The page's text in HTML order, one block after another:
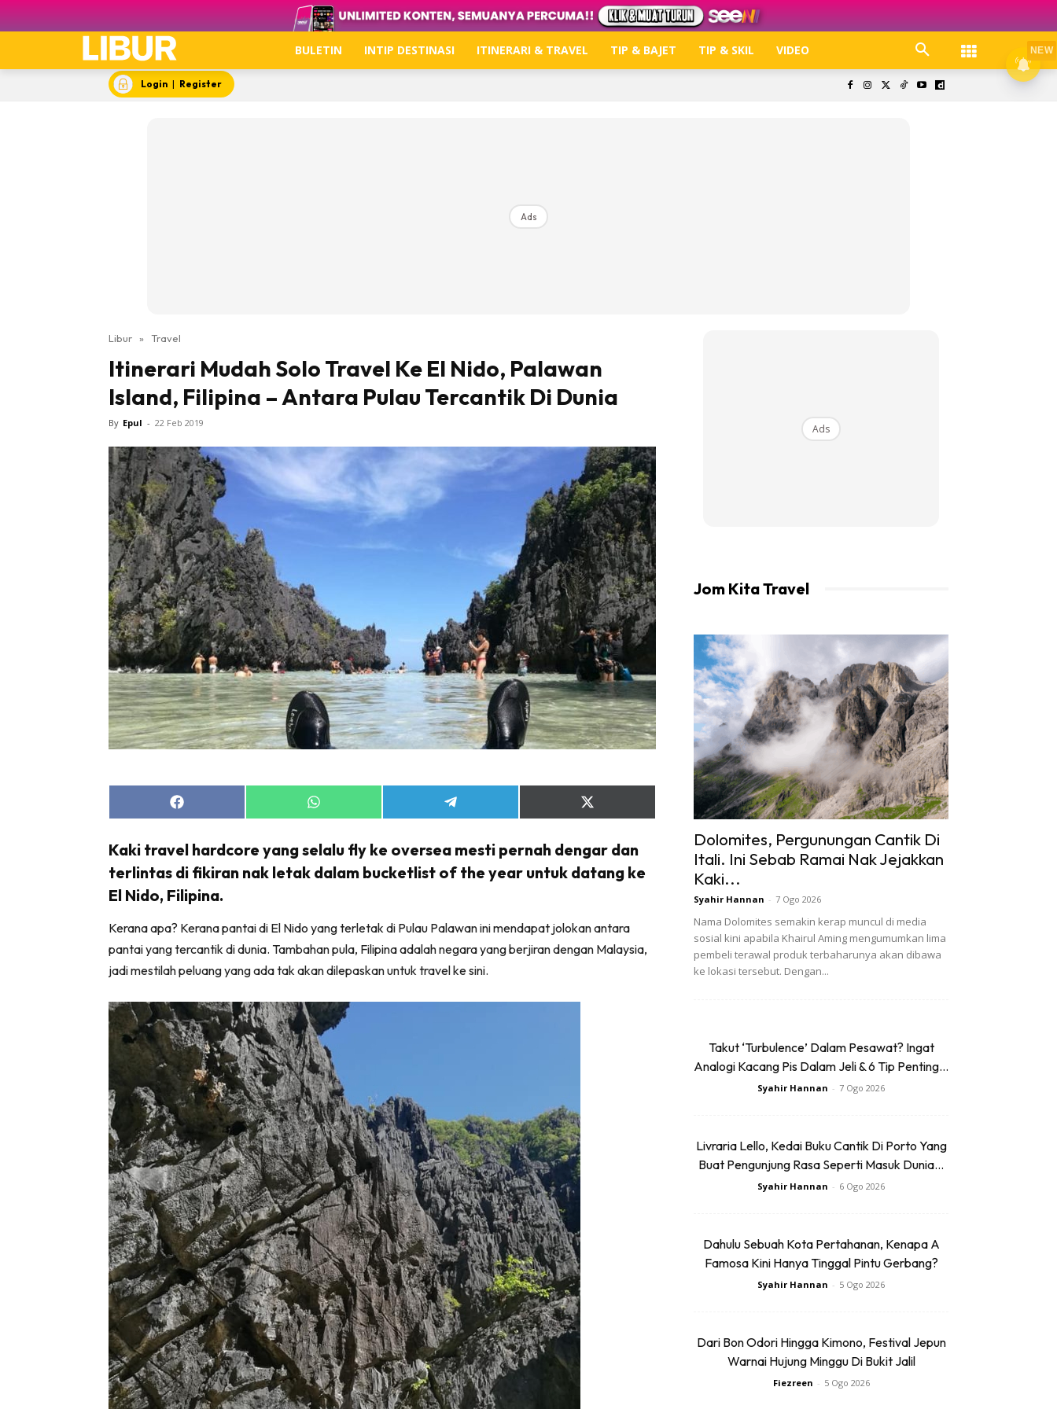
Video
KLIK DI SEENI
BULETIN INTIP DESTINASI ITINERARI & TRAVEL TIP & BAJET TIP & SKIL VIDEO
Login | Register
Ads
Libur » Travel
Itinerari Mudah Solo Travel Ke El Nido, Palawan
Island, Filipina – Antara Pulau Tercantik Di Dunia
By Epul - 22 Feb 2019
Share
on
Share
on
Share
on
Share
on
(Twitter)
Kaki travel hardcore yang selalu fly ke oversea mesti pernah dengar dan
terlintas di fikiran nak letak dalam bucketlist of the year untuk datang ke
El Nido, Filipina.
Kerana apa? Kerana pantai di El Nido yang terletak di Pulau Palawan ini mendapat jolokan antara
pantai yang tercantik di dunia. Tambahan pula, Filipina adalah negara yang berjiran dengan Malaysia,
jadi mestilah peluang yang ada tak akan dilepaskan untuk travel ke sini.
Ads
Jom Kita Travel
Dolomites, Pergunungan Cantik Di
Itali. Ini Sebab Ramai Nak Jejakkan
Kaki...
Syahir Hannan - 7 Ogo 2026
Nama Dolomites semakin kerap muncul di media
sosial kini apabila Khairul Aming mengumumkan lima
pembeli terawal produk terbaharunya akan dibawa
ke lokasi tersebut. Dengan...
Takut ‘Turbulence’ Dalam Pesawat? Ingat
Analogi Kacang Pis Dalam Jeli & 6 Tip Penting...
Syahir Hannan - 7 Ogo 2026
Livraria Lello, Kedai Buku Cantik Di Porto Yang
Buat Pengunjung Rasa Seperti Masuk Dunia...
Syahir Hannan - 6 Ogo 2026
Dahulu Sebuah Kota Pertahanan, Kenapa A
Famosa Kini Hanya Tinggal Pintu Gerbang?
Syahir Hannan - 5 Ogo 2026
Dari Bon Odori Hingga Kimono, Festival Jepun
Warnai Hujung Minggu Di Bukit Jalil
Fiezreen - 5 Ogo 2026
NEW